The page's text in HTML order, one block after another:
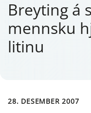
Breyt­ing
mennsku
lit­inu
28. DESEMBER 2007